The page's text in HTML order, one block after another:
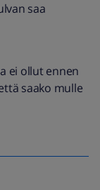
saa
ei ollut ennen
saako mulle